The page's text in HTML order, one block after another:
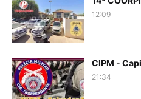
12:09
CIPM -
21:34